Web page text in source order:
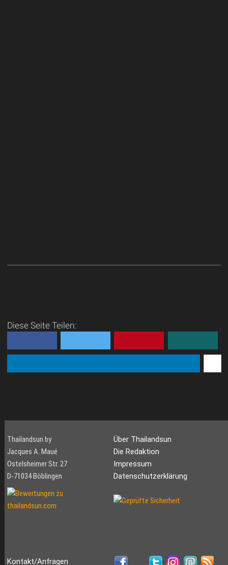
Diese Seite Teilen:
Thailandsun by
Jacques A. Maué
Ostelsheimer Str. 27
D-71034 Böblingen
Über Thailandsun
Die Redaktion
Impressum
Datenschutzerklärung
Kontakt/Anfragen